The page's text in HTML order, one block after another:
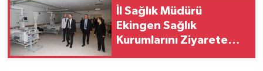
İl Sağlık Müdürü
Ekingen Sağlık
Kurumlarını Ziyarete